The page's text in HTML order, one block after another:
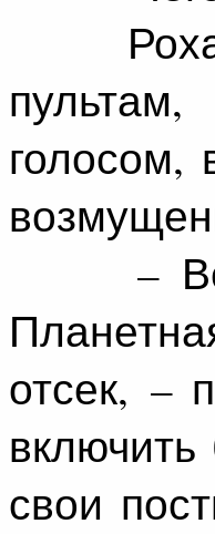
Рохан
голосом,
– Все
отсек, –
свои